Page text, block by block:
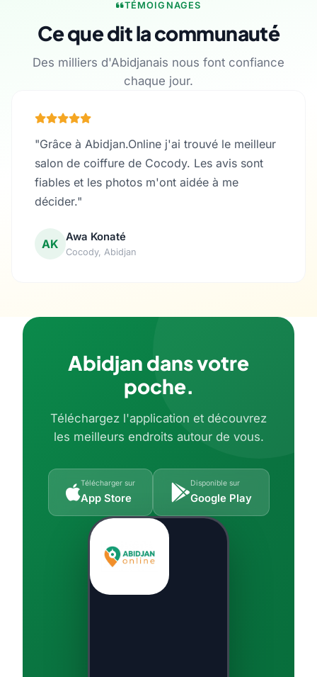
TÉMOIGNAGES
Ce que dit la communauté
Des milliers d'Abidjanais nous font confiance
chaque jour.
"Grâce à Abidjan.Online j'ai trouvé le meilleur
salon de coiffure de Cocody. Les avis sont
fiables et les photos m'ont aidée à me
décider."
AK Awa Konaté
Cocody, Abidjan
Abidjan dans votre
poche.
Téléchargez l'application et découvrez
les meilleurs endroits autour de vous.
Télécharger sur
App Store
Disponible sur
Google Play